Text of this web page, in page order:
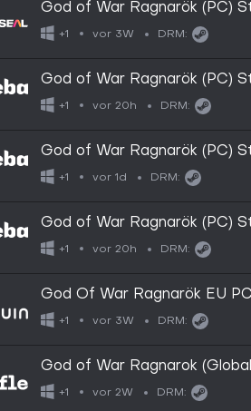
God of War Ragnarök (PC)
+1 vor 3W DRM:
God of War Ragnarök (PC)
+1 vor 20h DRM:
God of War Ragnarök (PC)
+1 vor 1d DRM:
God of War Ragnarök (PC)
+1 vor 20h DRM:
God Of War Ragnarök EU
+1 vor 3W DRM:
God of War Ragnarok
+1 vor 2W DRM: